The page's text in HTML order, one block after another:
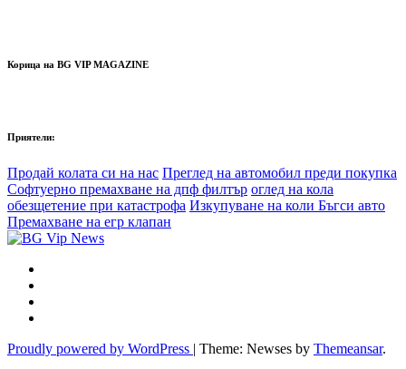
Корица на BG VIP MAGAZINE
Приятели:
Продай колата си на нас Преглед на автомобил преди покупка
Софтуерно премахване на дпф филтър оглед на кола
обезщетение при катастрофа Изкупуване на коли Бъгси авто
Премахване на егр клапан
Proudly powered by WordPress | Theme: Newses by Themeansar.